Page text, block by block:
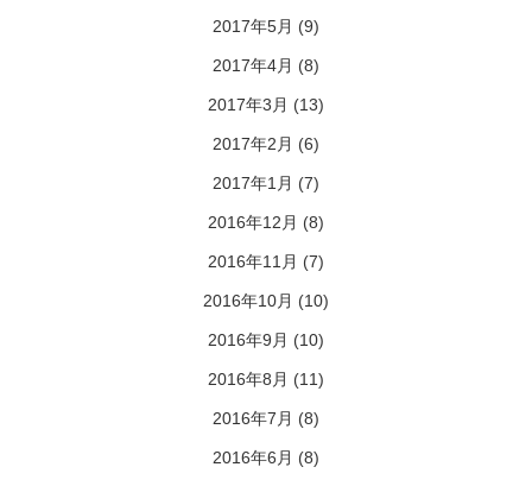
2017年5月 (9)
2017年4月 (8)
2017年3月 (13)
2017年2月 (6)
2017年1月 (7)
2016年12月 (8)
2016年11月 (7)
2016年10月 (10)
2016年9月 (10)
2016年8月 (11)
2016年7月 (8)
2016年6月 (8)